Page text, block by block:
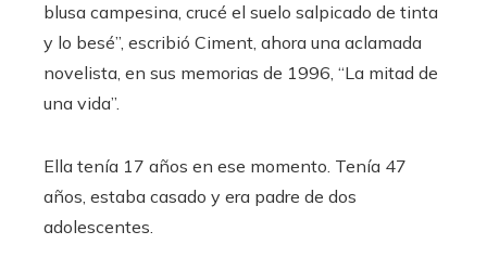
blusa campesina, crucé el suelo salpicado de tinta
y lo besé”, escribió Ciment, ahora una aclamada
novelista, en sus memorias de 1996, “La mitad de
una vida”.
Ella tenía 17 años en ese momento. Tenía 47
años, estaba casado y era padre de dos
adolescentes.